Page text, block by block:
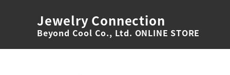
Jewelry Connection
Beyond Cool Co., Ltd. ONLINE STORE